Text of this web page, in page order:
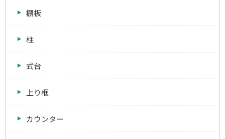
棚板
柱
式台
上り框
カウンター